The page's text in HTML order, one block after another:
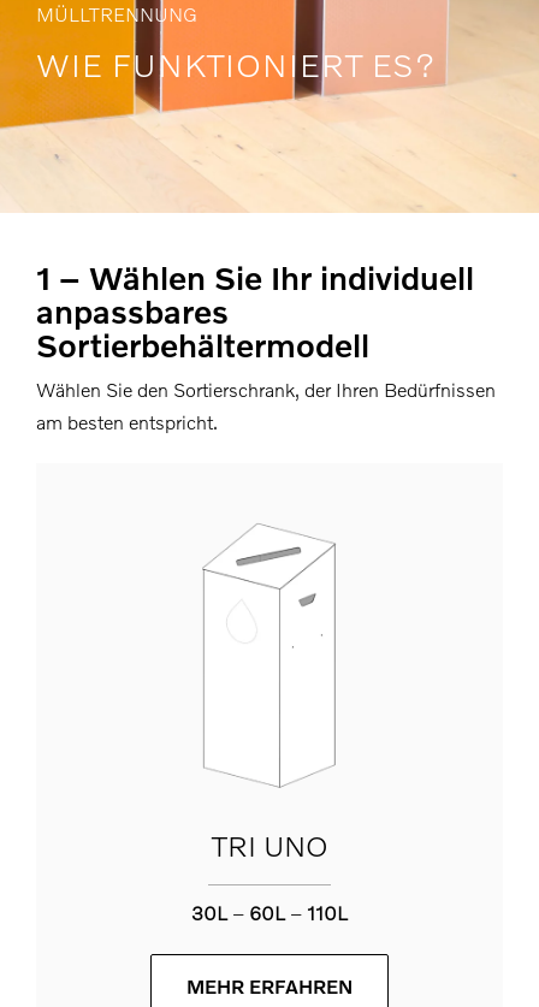
MÜLLTRENNUNG
WIE FUNKTIONIERT ES?
1 – Wählen Sie Ihr individuell
anpassbares
Sortierbehältermodell
Wählen Sie den Sortierschrank, der Ihren Bedürfnissen
am besten entspricht.
TRI UNO
30L – 60L – 110L
MEHR ERFAHREN